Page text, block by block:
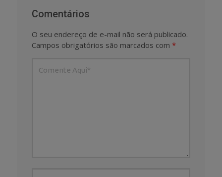
Comentários
O seu endereço de e-mail não será publicado.
Campos obrigatórios são marcados com *